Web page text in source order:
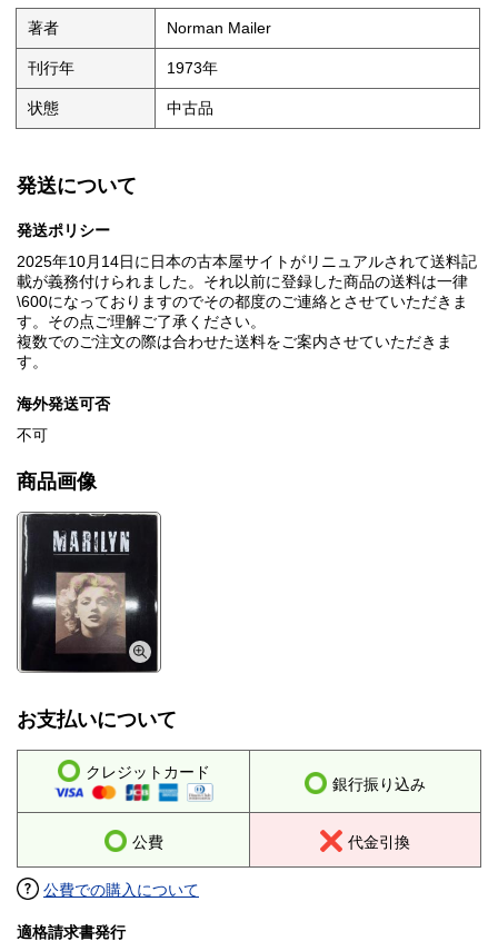
著者 Norman Mailer
刊行年 1973年
状態 中古品
発送について
発送ポリシー
2025年10月14日に日本の古本屋サイトがリニュアルされて送料記
載が義務付けられました。それ以前に登録した商品の送料は一律
\600になっておりますのでその都度のご連絡とさせていただきま
す。その点ご理解ご了承ください。
複数でのご注文の際は合わせた送料をご案内させていただきま
す。
海外発送可否
不可
商品画像
お支払いについて
クレジットカード
銀行振り込み
公費 代金引換
公費での購入について
適格請求書発行